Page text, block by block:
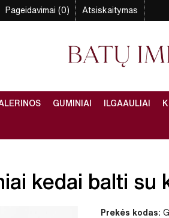
Pageidavimai (0) Atsiskaitymas
GUMINIAI ILGAAULIAI
kedai balti su
Prekės kodas: